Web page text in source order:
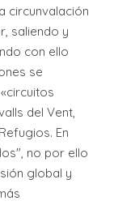
circunvalación
saliendo y
con ello
se
del Vent,
En
no por ello
global y